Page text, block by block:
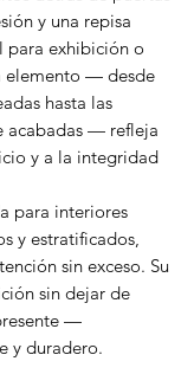
y una repisa
para exhibición o
elemento — desde
hasta las
acabadas — refleja
y a la integridad
para interiores
y estratificados,
sin exceso. Su
sin dejar de
—
y duradero.